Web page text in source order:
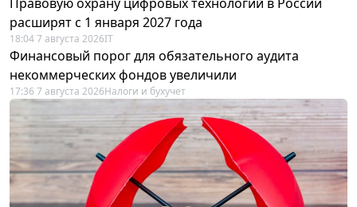
Правовую охрану цифровых технологий в России
расширят с 1 января 2027 года
18:04 7 августа 2026IT
Финансовый порог для обязательного аудита
некоммерческих фондов увеличили
17:36 7 августа 2026Налоги и бухучет